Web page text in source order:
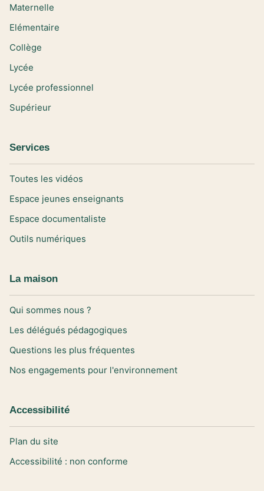
Maternelle
Elémentaire
Collège
Lycée
Lycée professionnel
Supérieur
Services
Toutes les vidéos
Espace jeunes enseignants
Espace documentaliste
Outils numériques
La maison
Qui sommes nous ?
Les délégués pédagogiques
Questions les plus fréquentes
Nos engagements pour l'environnement
Accessibilité
Plan du site
Accessibilité : non conforme